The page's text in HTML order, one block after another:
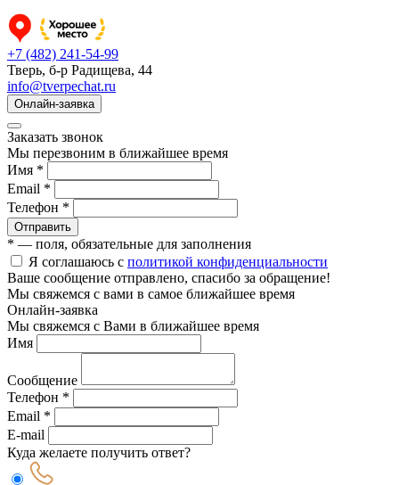
+7 (482) 241-54-99
Тверь, б-р Радищева, 44
info@tverpechat.ru
Онлайн-заявка
Заказать звонок
Мы перезвоним в ближайшее время
Имя *
Email *
Телефон *
Отправить
* — поля, обязательные для заполнения
Я соглашаюсь с политикой конфиденциальности
Ваше сообщение отправлено, спасибо за обращение!
Мы свяжемся с вами в самое ближайшее время
Онлайн-заявка
Мы свяжемся с Вами в ближайшее время
Имя
Сообщение
Телефон *
Email *
E-mail
Куда желаете получить ответ?